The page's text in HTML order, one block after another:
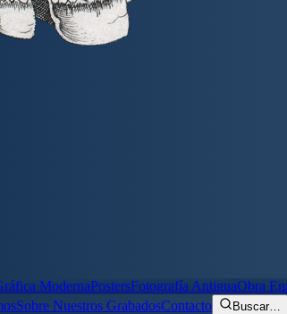
ModernaPostersFotografía AntiguaObra
Sobre Nuestros GrabadosContacto Buscar…